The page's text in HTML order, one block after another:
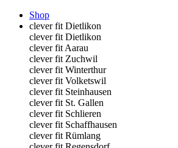
Shop
clever fit Dietlikon
clever fit Dietlikon
clever fit Aarau
clever fit Zuchwil
clever fit Winterthur
clever fit Volketswil
clever fit Steinhausen
clever fit St. Gallen
clever fit Schlieren
clever fit Schaffhausen
clever fit Rümlang